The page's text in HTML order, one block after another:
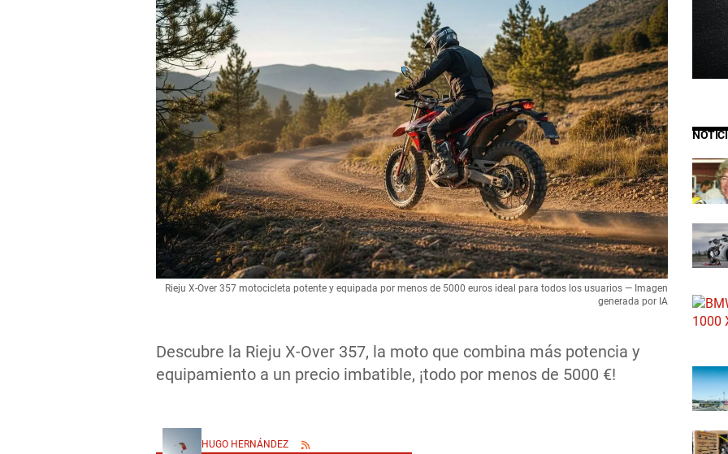
Descubre la Rieju X-Over 357, la moto que combina más potencia y
equipamiento a un precio imbatible, ¡todo por menos de 5000 €!
Rieju X-Over 357 motocicleta potente y equipada por menos de 5000 euros ideal para todos los usuarios — Imagen
generada por IA
HUGO HERNÁNDEZ